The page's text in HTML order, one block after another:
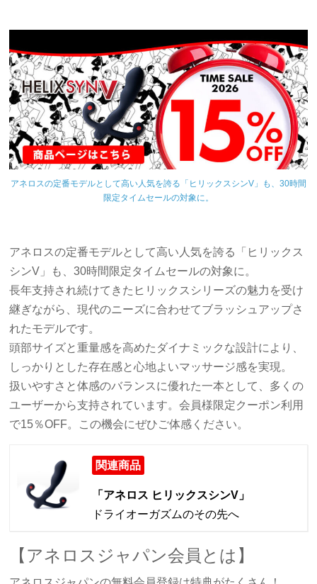
アネロスの定番モデルとして高い人気を誇る「ヒリックスシンV」も、30時間
限定タイムセールの対象に。
アネロスの定番モデルとして高い人気を誇る「ヒリックス
シンV」も、30時間限定タイムセールの対象に。
長年支持され続けてきたヒリックスシリーズの魅力を受け
継ぎながら、現代のニーズに合わせてブラッシュアップさ
れたモデルです。
頭部サイズと重量感を高めたダイナミックな設計により、
しっかりとした存在感と心地よいマッサージ感を実現。
扱いやすさと体感のバランスに優れた一本として、多くの
ユーザーから支持されています。会員様限定クーポン利用
で15％OFF。この機会にぜひご体感ください。
関連商品
「アネロス ヒリックスシンV」
ドライオーガズムのその先へ
【アネロスジャパン会員とは】